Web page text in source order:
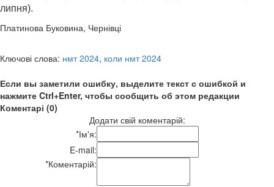
липня).
Платинова Буковина, Чернівці
Ключові слова: нмт 2024, коли нмт 2024
Если вы заметили ошибку, выделите текст с ошибкой и
нажмите Ctrl+Enter, чтобы сообщить об этом редакции
Коментарі (0)
Додати свій коментарій:
*Ім'я:
E-mail:
*Коментарій: